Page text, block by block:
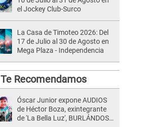
el Jockey Club-Surco
La Casa de Timoteo 2026: Del
17 de Julio al 30 de Agosto en
Mega Plaza - Independencia
Te Recomendamos
Óscar Junior expone AUDIOS
de Héctor Boza, exintegrante
de 'La Bella Luz', BURLÁNDOSE